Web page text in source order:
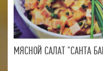
МЯСНОЙ САЛАТ "САНТА